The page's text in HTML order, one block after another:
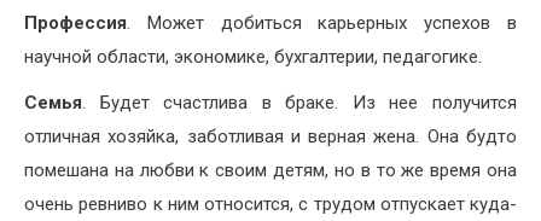
Профессия. Может добиться карьерных успехов в
научной области, экономике, бухгалтерии, педагогике.
Семья. Будет счастлива в браке. Из нее получится
отличная хозяйка, заботливая и верная жена. Она будто
помешана на любви к своим детям, но в то же время она
очень ревниво к ним относится, с трудом отпускает куда-